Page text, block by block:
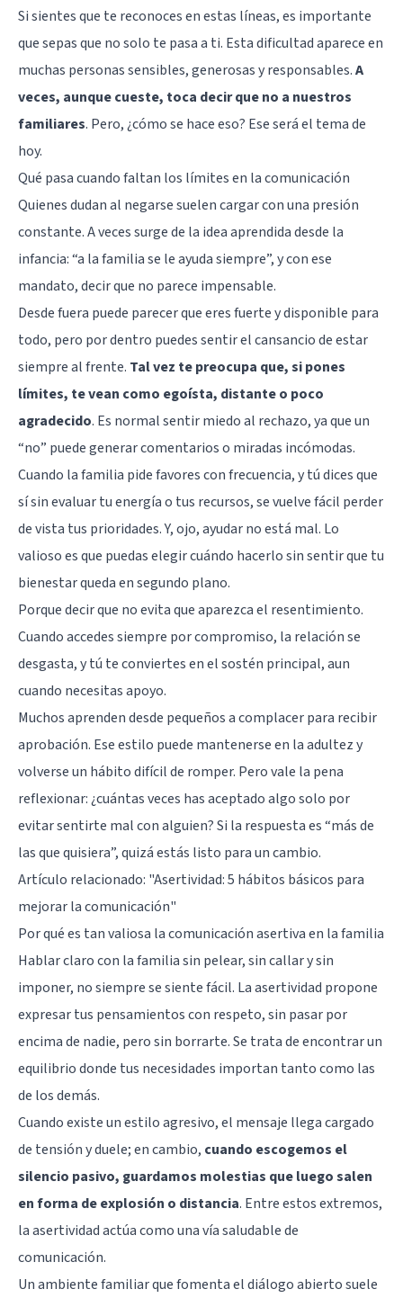
Si sientes que te reconoces en estas líneas, es importante
que sepas que no solo te pasa a ti. Esta dificultad aparece en
muchas personas sensibles, generosas y responsables.A
veces, aunque cueste, toca decir que no a nuestros
familiares. Pero, ¿cómo se hace eso? Ese será el tema de
hoy.
Qué pasa cuando faltan los límites en la comunicación
Quienes dudan al negarse suelen cargar con una presión
constante. A veces surge de la idea aprendida desde la
infancia: “a la familia se le ayuda siempre”, y con ese
mandato, decir que no parece impensable.
Desde fuera puede parecer que eres fuerte y disponible para
todo, pero por dentro puedes sentir el cansancio de estar
siempre al frente. Tal vez te preocupa que, si pones
límites, te vean como egoísta, distante o poco
agradecido. Es normal sentir miedo al rechazo, ya que un
“no” puede generar comentarios o miradas incómodas.
Cuando la familia pide favores con frecuencia, y tú dices que
sí sin evaluar tu energía o tus recursos, se vuelve fácil perder
de vista tus prioridades. Y, ojo, ayudar no está mal. Lo
valioso es que puedas elegir cuándo hacerlo sin sentir que tu
bienestar queda en segundo plano.
Porque decir que no evita que aparezca el resentimiento.
Cuando accedes siempre por compromiso, la relación se
desgasta, y tú te conviertes en el sostén principal, aun
cuando necesitas apoyo.
Muchos aprenden desde pequeños a complacer para recibir
aprobación. Ese estilo puede mantenerse en la adultez y
volverse un hábito difícil de romper. Pero vale la pena
reflexionar: ¿cuántas veces has aceptado algo solo por
evitar sentirte mal con alguien? Si la respuesta es “más de
las que quisiera”, quizá estás listo para un cambio.
Artículo relacionado: "Asertividad: 5 hábitos básicos para
mejorar la comunicación"
Por qué es tan valiosa la comunicación asertiva en la familia
Hablar claro con la familia sin pelear, sin callar y sin
imponer, no siempre se siente fácil. La asertividad propone
expresar tus pensamientos con respeto, sin pasar por
encima de nadie, pero sin borrarte. Se trata de encontrar un
equilibrio donde tus necesidades importan tanto como las
de los demás.
Cuando existe un estilo agresivo, el mensaje llega cargado
de tensión y duele; en cambio, cuando escogemos el
silencio pasivo, guardamos molestias que luego salen
en forma de explosión o distancia. Entre estos extremos,
la asertividad actúa como una vía saludable de
comunicación.
Un ambiente familiar que fomenta el diálogo abierto suele